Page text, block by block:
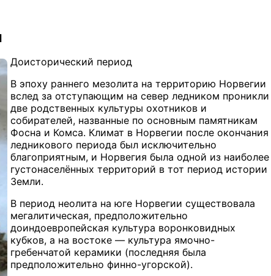
Доисторический период
В эпоху раннего мезолита на территорию Норвегии
вслед за отступающим на север ледником проникли
две родственных культуры охотников и
собирателей, названные по основным памятникам
Фосна и Комса. Климат в Норвегии после окончания
ледникового периода был исключительно
благоприятным, и Норвегия была одной из наиболее
густонаселённых территорий в тот период истории
Земли.
В период неолита на юге Норвегии существовала
мегалитическая, предположительно
доиндоевропейская культура воронковидных
кубков, а на востоке — культура ямочно-
гребенчатой керамики (последняя была
предположительно финно-угорской).